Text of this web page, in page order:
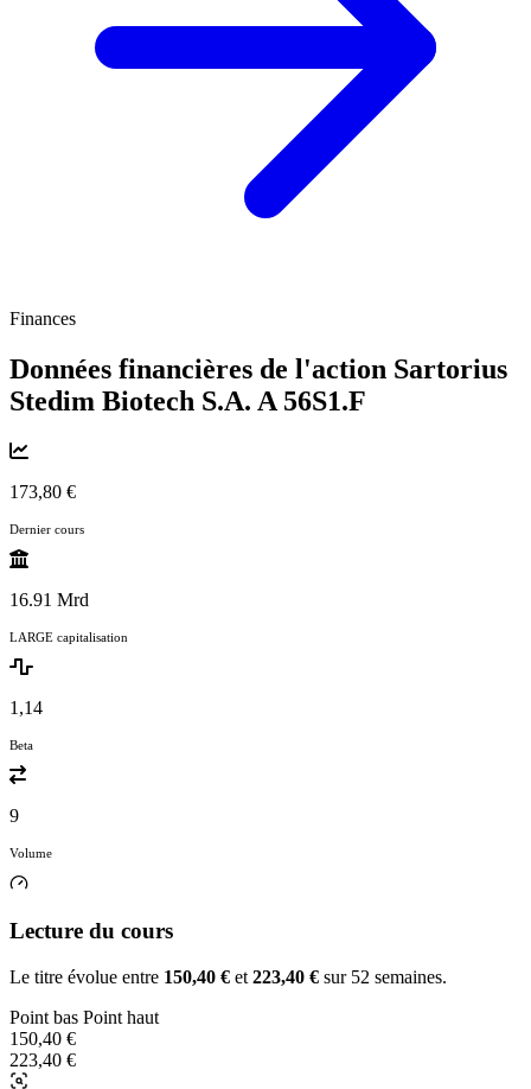
Finances
Données financières de l'action Sartorius
Stedim Biotech S.A. A 56S1.F
173,80 €
Dernier cours
16.91 Mrd
LARGE capitalisation
1,14
Beta
9
Volume
Lecture du cours
Le titre évolue entre 150,40 € et 223,40 € sur 52 semaines.
Point bas Point haut
150,40 €
223,40 €